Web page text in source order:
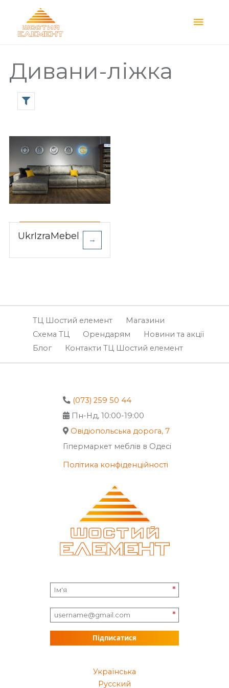
Main
Дивани-ліжка
UkrIzraMebel →
ТЦ Шостий елемент
Магазини
Схема ТЦ
Орендарям
Новини та акції
Блог
Контакти ТЦ Шостий елемент
(073) 259 50 44
Пн-Нд, 10:00-19:00
Овідіопольська дорога, 7
Гіпермаркет меблів в Одесі
Політика конфіденційності
*
*
Підписатися
Українська
Русский